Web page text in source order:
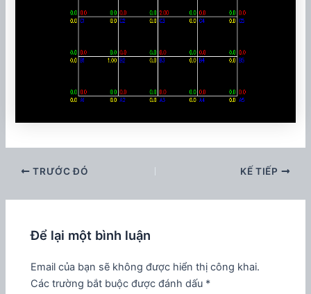
TRƯỚC ĐÓ KẾ TIẾP
Để lại một bình luận
Email của bạn sẽ không được hiển thị công khai.
Các trường bắt buộc được đánh dấu *